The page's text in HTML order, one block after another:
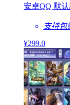
安卓QQ 默
支持包
¥299.0